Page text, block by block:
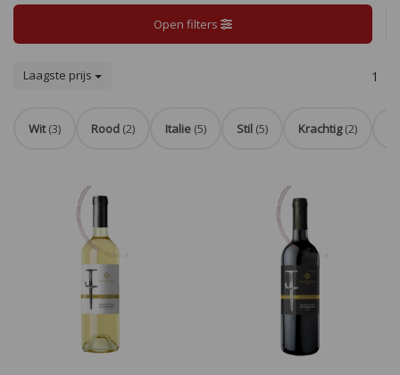
Open filters
Laagste prijs 1
Wit (3) Rood (2) Italie (5) Stil (5) Krachtig (2)